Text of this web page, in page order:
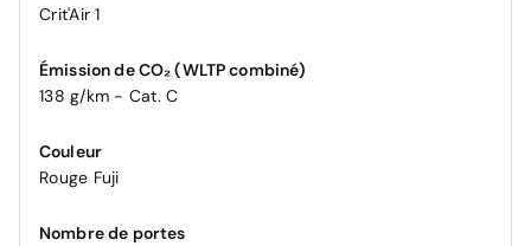
Crit'Air 1
Émission de CO₂ (WLTP combiné)
138 g/km - Cat. C
Couleur
Rouge Fuji
Nombre de portes